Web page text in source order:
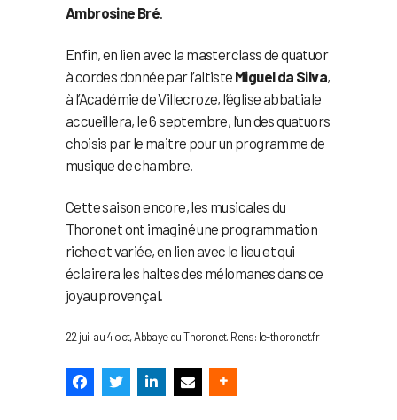
Ambrosine Bré
Enfin, en lien avec la masterclass de quatuor
à cordes donnée par l’altiste Miguel da Silva,
à l’Académie de Villecroze, l’église abbatiale
accueillera, le 6 septembre, l’un des quatuors
choisis par le maitre pour un programme de
musique de chambre.
Cette saison encore, les musicales du
Thoronet ont imaginé une programmation
riche et variée, en lien avec le lieu et qui
éclairera les haltes des mélomanes dans ce
joyau provençal.
22 juil au 4 oct, Abbaye du Thoronet. Rens: le-thoronet.fr